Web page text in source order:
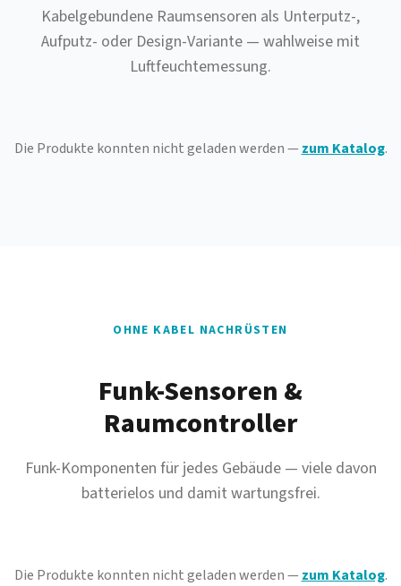
Kabelgebundene Raumsensoren als Unterputz-,
Aufputz- oder Design-Variante — wahlweise mit
Luftfeuchtemessung.
Die Produkte konnten nicht geladen werden — zum Katalog.
OHNE KABEL NACHRÜSTEN
Funk-Sensoren &
Raumcontroller
Funk-Komponenten für jedes Gebäude — viele davon
batterielos und damit wartungsfrei.
Die Produkte konnten nicht geladen werden — zum Katalog.